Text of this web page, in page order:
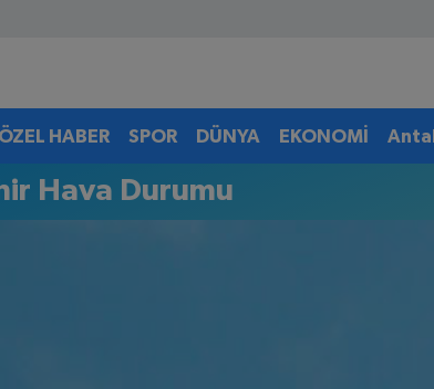
ÖZEL HABER SPOR DÜNYA EKONOMİ
Hava Durumu